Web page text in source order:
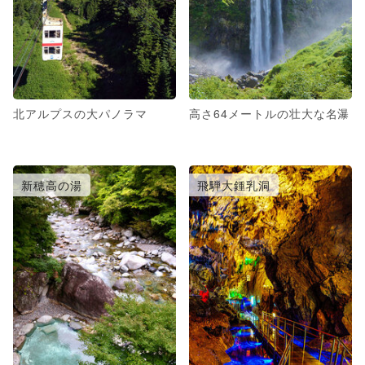
北アルプスの大パノラマ 高さ64メートルの壮大な名瀑
新穂高の湯 飛騨大鍾乳洞